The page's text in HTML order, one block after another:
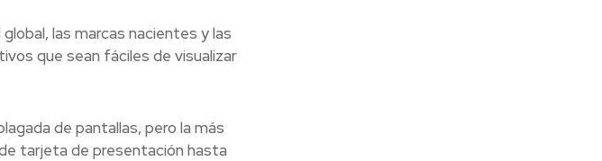
las marcas nacientes y las
que sean fáciles de visualizar
de pantallas, pero la más
tarjeta de presentación hasta